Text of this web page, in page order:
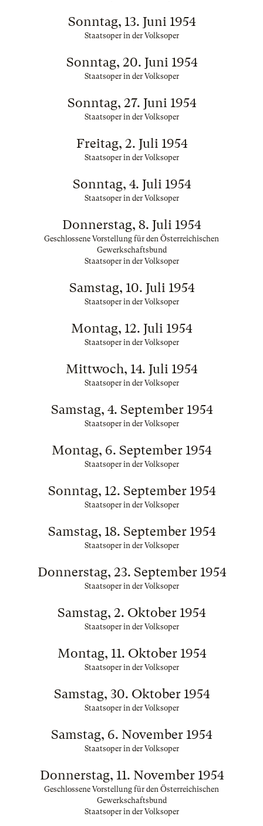
Sonntag, 13. Juni 1954
Staatsoper in der Volksoper
Sonntag, 20. Juni 1954
Staatsoper in der Volksoper
Sonntag, 27. Juni 1954
Staatsoper in der Volksoper
Freitag, 2. Juli 1954
Staatsoper in der Volksoper
Sonntag, 4. Juli 1954
Staatsoper in der Volksoper
Donnerstag, 8. Juli 1954
Geschlossene Vorstellung für den Österreichischen
Gewerkschaftsbund
Staatsoper in der Volksoper
Samstag, 10. Juli 1954
Staatsoper in der Volksoper
Montag, 12. Juli 1954
Staatsoper in der Volksoper
Mittwoch, 14. Juli 1954
Staatsoper in der Volksoper
Samstag, 4. September 1954
Staatsoper in der Volksoper
Montag, 6. September 1954
Staatsoper in der Volksoper
Sonntag, 12. September 1954
Staatsoper in der Volksoper
Samstag, 18. September 1954
Staatsoper in der Volksoper
Donnerstag, 23. September 1954
Staatsoper in der Volksoper
Samstag, 2. Oktober 1954
Staatsoper in der Volksoper
Montag, 11. Oktober 1954
Staatsoper in der Volksoper
Samstag, 30. Oktober 1954
Staatsoper in der Volksoper
Samstag, 6. November 1954
Staatsoper in der Volksoper
Donnerstag, 11. November 1954
Geschlossene Vorstellung für den Österreichischen
Gewerkschaftsbund
Staatsoper in der Volksoper